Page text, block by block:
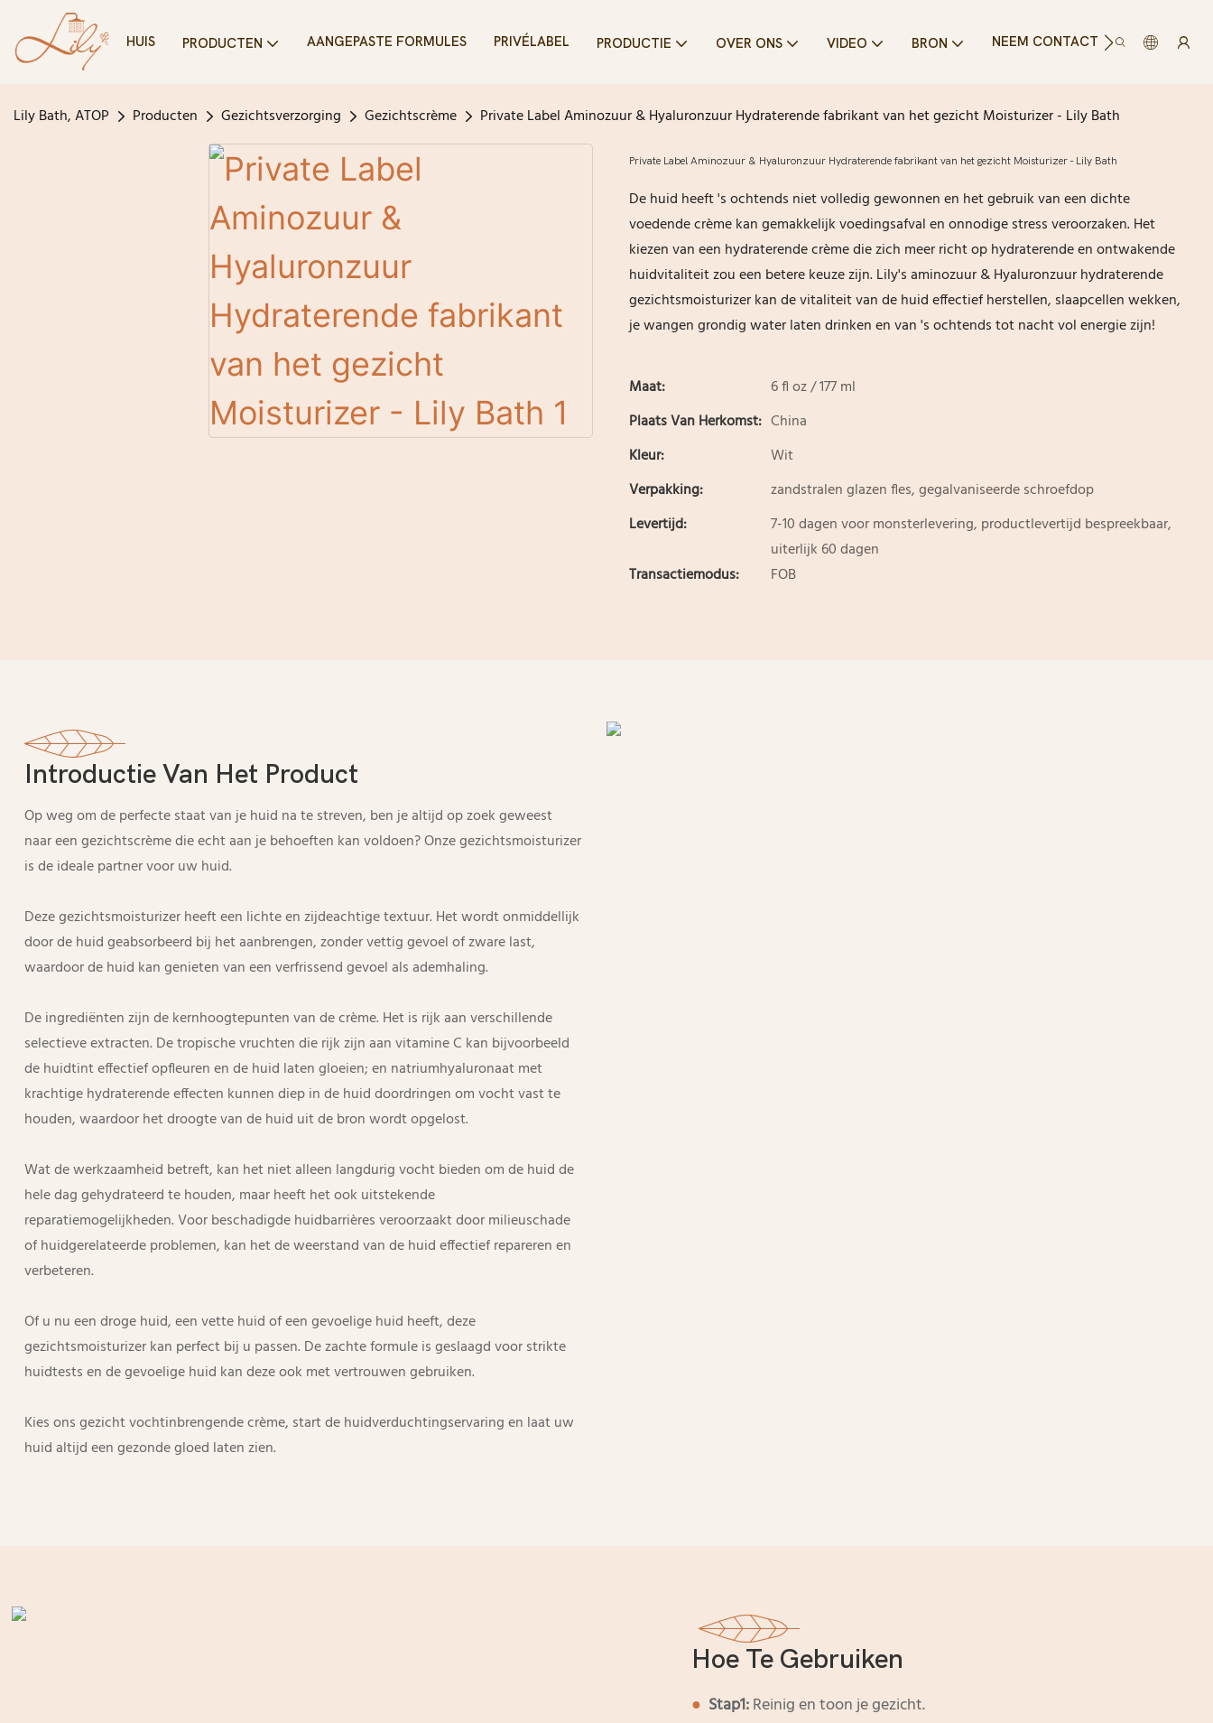
HUIS PRODUCTEN AANGEPASTE FORMULES PRIVÉLABEL PRODUCTIE OVER ONS VIDEO BRON NEEM CONTACT MET ONS OP
Lily Bath, ATOP Producten Gezichtsverzorging Gezichtscrème Private Label Aminozuur & Hyaluronzuur Hydraterende fabrikant van het gezicht Moisturizer - Lily Bath
Private Label Aminozuur & Hyaluronzuur Hydraterende fabrikant van het gezicht Moisturizer - Lily Bath
De huid heeft 's ochtends niet volledig gewonnen en het gebruik van een dichte
voedende crème kan gemakkelijk voedingsafval en onnodige stress veroorzaken. Het
kiezen van een hydraterende crème die zich meer richt op hydraterende en ontwakende
huidvitaliteit zou een betere keuze zijn. Lily's aminozuur & Hyaluronzuur hydraterende
gezichtsmoisturizer kan de vitaliteit van de huid effectief herstellen, slaapcellen wekken,
je wangen grondig water laten drinken en van 's ochtends tot nacht vol energie zijn!
Maat:
6 fl oz / 177 ml
Plaats Van Herkomst: China
Kleur:
Wit
Verpakking:
zandstralen glazen fles, gegalvaniseerde schroefdop
Levertijd:
7-10 dagen voor monsterlevering, productlevertijd bespreekbaar,
uiterlijk 60 dagen
Transactiemodus:
FOB
Introductie Van Het Product
Op weg om de perfecte staat van je huid na te streven, ben je altijd op zoek geweest
naar een gezichtscrème die echt aan je behoeften kan voldoen? Onze gezichtsmoisturizer
is de ideale partner voor uw huid.
Deze gezichtsmoisturizer heeft een lichte en zijdeachtige textuur. Het wordt onmiddellijk
door de huid geabsorbeerd bij het aanbrengen, zonder vettig gevoel of zware last,
waardoor de huid kan genieten van een verfrissend gevoel als ademhaling.
De ingrediënten zijn de kernhoogtepunten van de crème. Het is rijk aan verschillende
selectieve extracten. De tropische vruchten die rijk zijn aan vitamine C kan bijvoorbeeld
de huidtint effectief opfleuren en de huid laten gloeien; en natriumhyaluronaat met
krachtige hydraterende effecten kunnen diep in de huid doordringen om vocht vast te
houden, waardoor het droogte van de huid uit de bron wordt opgelost.
Wat de werkzaamheid betreft, kan het niet alleen langdurig vocht bieden om de huid de
hele dag gehydrateerd te houden, maar heeft het ook uitstekende
reparatiemogelijkheden. Voor beschadigde huidbarrières veroorzaakt door milieuschade
of huidgerelateerde problemen, kan het de weerstand van de huid effectief repareren en
verbeteren.
Of u nu een droge huid, een vette huid of een gevoelige huid heeft, deze
gezichtsmoisturizer kan perfect bij u passen. De zachte formule is geslaagd voor strikte
huidtests en de gevoelige huid kan deze ook met vertrouwen gebruiken.
Kies ons gezicht vochtinbrengende crème, start de huidverduchtingservaring en laat uw
huid altijd een gezonde gloed laten zien.
Hoe Te Gebruiken
● Stap1:Reinig en toon je gezicht.